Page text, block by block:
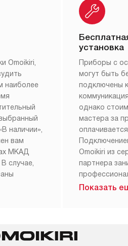
Omoikiri,
наиболее
наличии»,
вам
МКАД
случае,
Товары
установка
Приборы с
могут быть
подключены
однако
мастера за
Omoikiri из
партнера
Наш сервис
Показать